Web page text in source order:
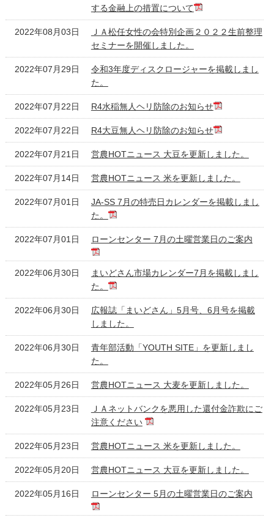
する金融上の措置について
2022年08月03日
ＪＡ松任女性の会特別企画２０２２生前整理
セミナーを開催しました。
2022年07月29日
令和3年度ディスクロージャーを掲載しまし
た。
2022年07月22日 R4水稲無人ヘリ防除のお知らせ
2022年07月22日 R4大豆無人ヘリ防除のお知らせ
2022年07月21日 営農HOTニュース 大豆を更新しました。
2022年07月14日 営農HOTニュース 米を更新しました。
2022年07月01日
JA-SS 7月の特売日カレンダーを掲載しまし
た。
2022年07月01日 ローンセンター 7月の土曜営業日のご案内
2022年06月30日
まいどさん市場カレンダー7月を掲載しまし
た。
2022年06月30日
広報誌「まいどさん」5月号、6月号を掲載
しました。
2022年06月30日
青年部活動「YOUTH SITE」を更新しまし
た。
2022年05月26日 営農HOTニュース 大麦を更新しました。
2022年05月23日
ＪＡネットバンクを悪用した還付金詐欺にご
注意ください
2022年05月23日 営農HOTニュース 米を更新しました。
2022年05月20日 営農HOTニュース 大豆を更新しました。
2022年05月16日 ローンセンター 5月の土曜営業日のご案内